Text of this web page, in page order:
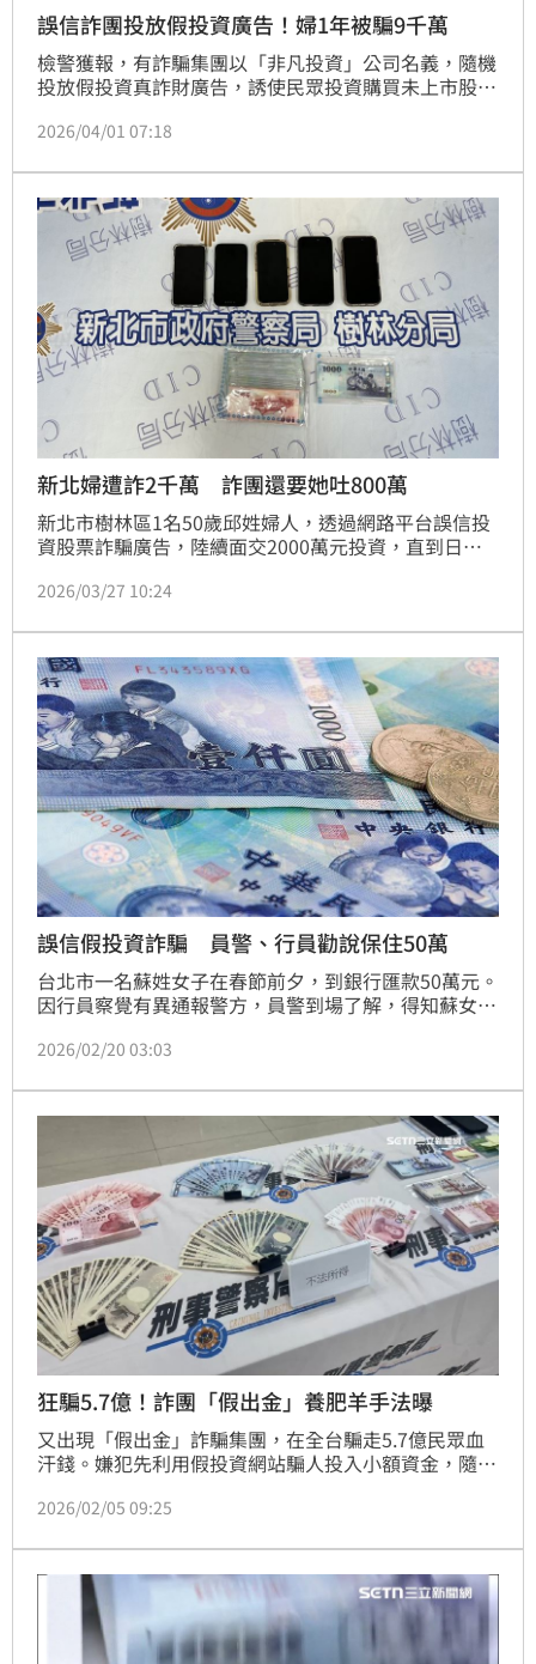
誤信詐團投放假投資廣告！婦1年被騙9千萬
檢警獲報，有詐騙集團以「非凡投資」公司名義，隨機
投放假投資真詐財廣告，誘使民眾投資購買未上市股
台北地檢署31日指揮刑事警察局兵分6路發動搜索，拘
北檢複訊。
2026/04/01 07:18
新北婦遭詐2千萬 詐團還要她吐800萬
新北市樹林區1名50歲邱姓婦人，透過網路平台誤信投
資股票詐騙廣告，陸續面交2000萬元投資，直到日前
再拿出800萬元才能領取，邱婦覺得有異，詢問165專
作，佯裝與對方面交誘出31歲蘇姓男子等4名詐團成員
讓警方逮捕，4人經警詢後依詐欺罪嫌送辦。
2026/03/27 10:24
誤信假投資詐騙 員警、行員勸說保住50萬
台北市一名蘇姓女子在春節前夕，到銀行匯款50萬元。
因行員察覺有異通報警方，員警到場了解，得知蘇女在
保單為由，要求蘇女匯款到他指定的帳戶裡，但因該帳
判斷蘇女遭遇假投資詐騙，與行員耐心勸說，蘇女終於
打消匯款念頭，保住荷包。
2026/02/20 03:03
狂騙5.7億！詐團「假出金」養肥羊手法曝
又出現「假出金」詐騙集團，在全台騙走5.7億民眾血
汗錢。嫌犯先利用假投資網站騙人投入小額資金，隨後
害人加碼，等鉅款到手隨即神隱。專案小組歷經四波掃
走2200萬。
2026/02/05 09:25